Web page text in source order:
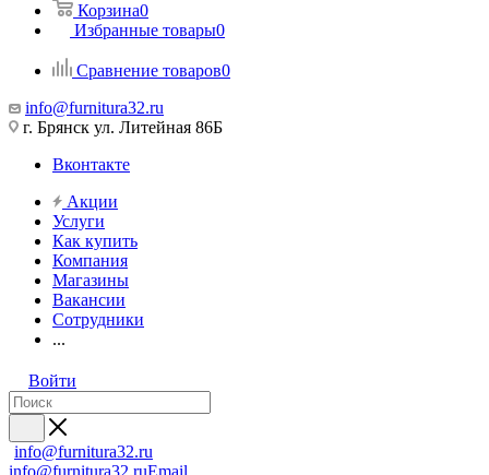
Корзина0
Избранные товары0
Сравнение товаров0
info@furnitura32.ru
г. Брянск ул. Литейная 86Б
Вконтакте
Акции
Услуги
Как купить
Компания
Магазины
Вакансии
Сотрудники
...
Войти
info@furnitura32.ru
info@furnitura32.ruEmail